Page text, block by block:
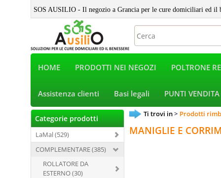
SOS AUSILIO - Il negozio a Grancia per le cure domiciliari ed il
HOME PRODOTTI NEI NEGOZI POLTRONE
Assistenza clienti Basi legali PUNTI VENDITA
Categorie prodotti
LaMal (529)
COMPLEMENTARE (385)
ROLLATORE DA
ESTERNO (30)
Ti trovi in Prodotti
MANIGLIE E